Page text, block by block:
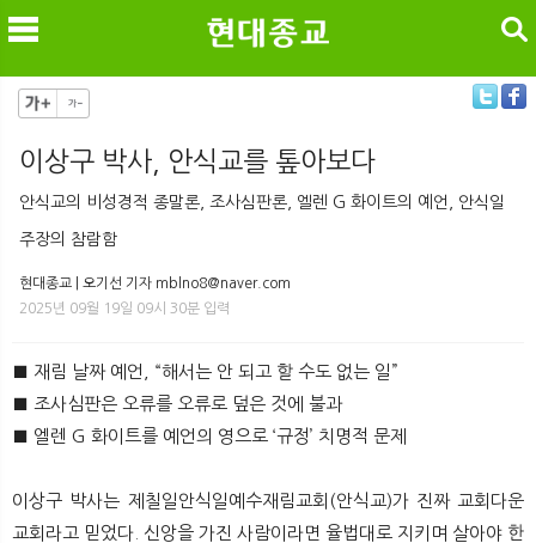
메
검색
이상구 박사, 안식교를 톺아보다
안식교의 비성경적 종말론, 조사심판론, 엘렌 G 화이트의 예언, 안식일
주장의 참람함
현대종교 | 오기선 기자 mblno8@naver.com
2025년 09월 19일 09시 30분 입력
■ 재림 날짜 예언, “해서는 안 되고 할 수도 없는 일”
■ 조사심판은 오류를 오류로 덮은 것에 불과
■ 엘렌 G 화이트를 예언의 영으로 ‘규정’ 치명적 문제
이상구 박사는 제칠일안식일예수재림교회(안식교)가 진짜 교회다운
교회라고 믿었다. 신앙을 가진 사람이라면 율법대로 지키며 살아야 한